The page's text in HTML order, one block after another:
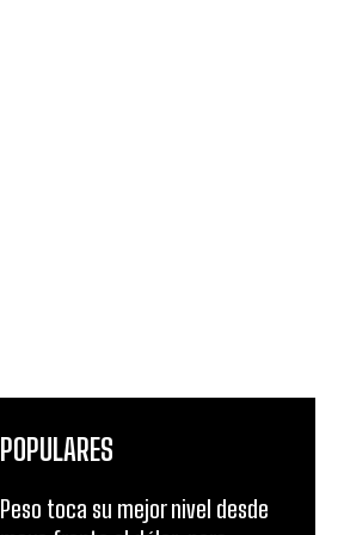
POPULARES
Peso toca su mejor nivel desde